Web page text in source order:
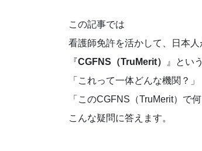
この記事では
看護師免許を活かして、日本
『CGFNS（TruMerit）
』とい
「これって一体どんな機関？」
「このCGFNS（TruMerit）で
こんな疑問に答えます。